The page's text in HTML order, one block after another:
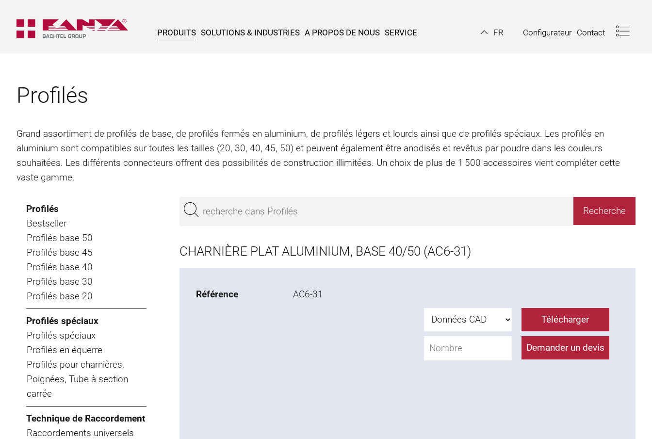
PRODUITS SOLUTIONS & INDUSTRIES A PROPOS DE NOUS SERVICE FR Configurateur Contact
Profilés
Grand assortiment de profilés de base, de profilés fermés en aluminium, de profilés légers et lourds ainsi que de profilés spéciaux. Les profilés en
aluminium sont compatibles sur toutes les tailles (20, 30, 40, 45, 50) et peuvent également être anodisés et revêtus par poudre dans les couleurs
souhaitées. Les différents connecteurs offrent des possibilités de construction illimitées. Un choix de plus de 1'500 accessoires vient compléter cette
vaste gamme.
Profilés
Bestseller
Profilés base 50
Profilés base 45
Profilés base 40
Profilés base 30
Profilés base 20
Profilés spéciaux
Profilés spéciaux
Profilés en équerre
Profilés pour charnières,
Poignées, Tube à section
carrée
Technique de Raccordement
Raccordements universels
CHARNIÈRE PLAT ALUMINIUM, BASE 40/50 (AC6-31)
Référence AC6-31
Télécharger
Demander un devis